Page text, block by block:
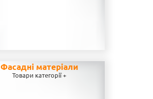
Фасадні матеріали
Товари категорії +